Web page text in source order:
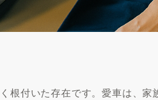
根付いた存在です。愛車は、家